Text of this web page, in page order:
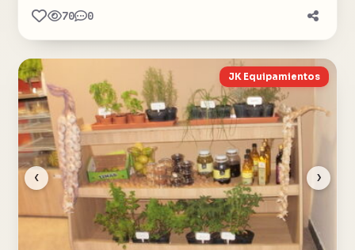
70 0
‹ ›
JK Equipamientos